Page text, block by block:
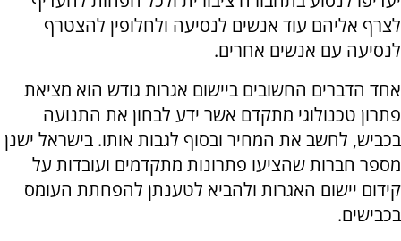
לצרף אליהם עוד אנשים לנסיעה ולחלופין להצטרף
לנסיעה עם אנשים אחרים.
אחד הדברים החשובים ביישום אגרות גודש הוא מציאת
פתרון טכנולוגי מתקדם אשר ידע לבחון את התנועה
בכביש, לחשב את המחיר ובסוף לגבות אותו. בישראל ישנן
מספר חברות שהציעו פתרונות מתקדמים ועובדות על
קידום יישום האגרות ולהביא לטענתן להפחתת העומס
בכבישים.